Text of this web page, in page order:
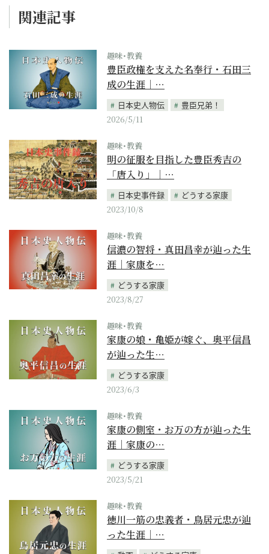
関連記事
趣味･教養
豊臣政権を支えた名奉行・石田三
成の生涯｜…
日本史人物伝
豊臣兄弟！
2026/5/11
趣味･教養
明の征服を目指した豊臣秀吉の
「唐入り」｜…
日本史事件録
どうする家康
2023/10/8
趣味･教養
信濃の智将・真田昌幸が辿った生
涯｜家康を…
どうする家康
2023/8/27
趣味･教養
家康の娘・亀姫が嫁ぐ、奥平信昌
が辿った生…
どうする家康
2023/6/3
趣味･教養
家康の側室・お万の方が辿った生
涯｜家康の…
どうする家康
2023/5/21
趣味･教養
徳川一筋の忠義者・鳥居元忠が辿
った生涯｜…